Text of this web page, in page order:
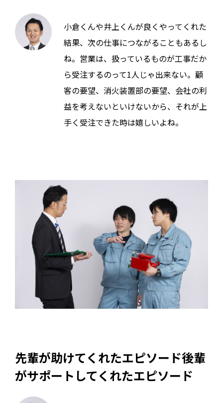
小倉くんや井上くんが良くやってくれた
結果、次の仕事につながることもあるし
ね。営業は、扱っているものが工事だか
ら受注するのって1人じゃ出来ない。顧
客の要望、消火装置部の要望、会社の利
益を考えないといけないから、それが上
手く受注できた時は嬉しいよね。
先輩が助けてくれたエピソード後輩
がサポートしてくれたエピソード